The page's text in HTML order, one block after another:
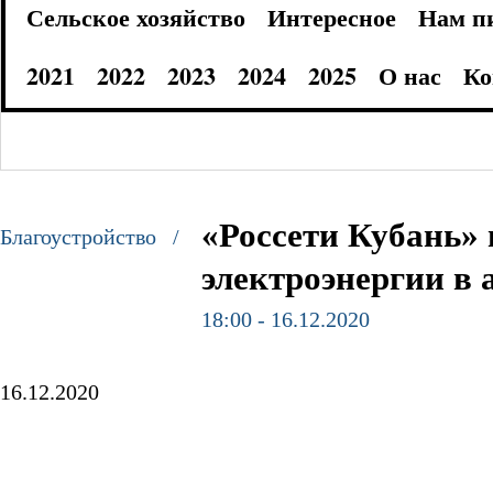
Сельское хозяйство
Интересное
Нам
2021
2022 2023 2024 2025 О нас
Благоустройство /
«Россети
электроэнергии в
18:00 - 16.12.2020
16.12.2020